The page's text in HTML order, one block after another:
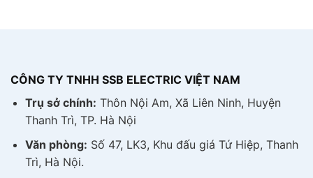
CÔNG TY TNHH SSB ELECTRIC VIỆT NAM
Trụ sở chính: Thôn Nội Am, Xã Liên Ninh, Huyện
Thanh Trì, TP. Hà Nội
Văn phòng: Số 47, LK3, Khu đấu giá Tứ Hiệp, Thanh
Trì, Hà Nội.